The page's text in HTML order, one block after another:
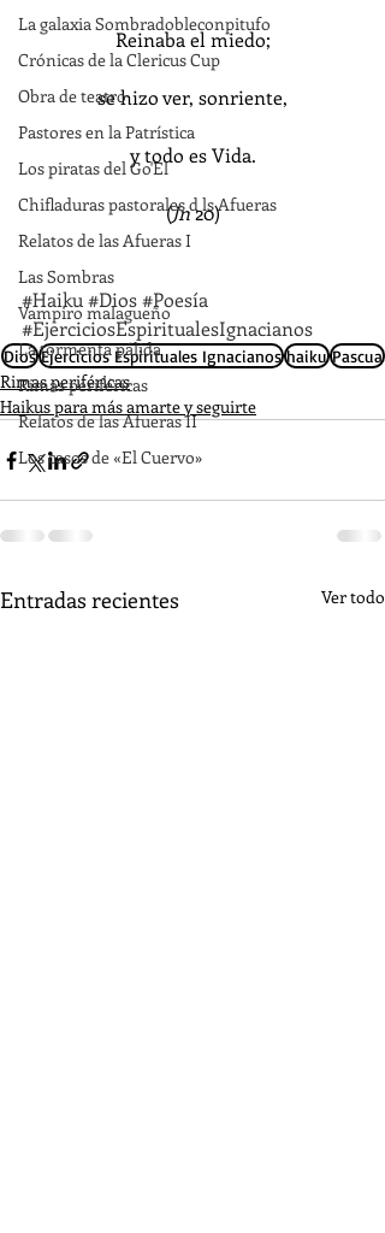
La galaxia Sombradobleconpitufo
Crónicas de la Clericus Cup
Obra de teatro
Pastores en la Patrística
Los piratas del Go'El
Chifladuras pastorales d ls Afueras
Relatos de las Afueras I
Las Sombras
Vampiro malagueño
La tormenta pálida
Rimas periféricas
Relatos de las Afueras II
Los casos de «El Cuervo»
Reinaba el miedo;
se hizo ver, sonriente,
y todo es Vida.
(Jn 20)
#Haiku#Dios#Poesía
#EjerciciosEspiritualesIgnacianos
Dios Ejercicios Espirituales Ignacianos haiku Pascua
Rimas periféricas
Haikus para más amarte y seguirte
Entradas recientes Ver todo